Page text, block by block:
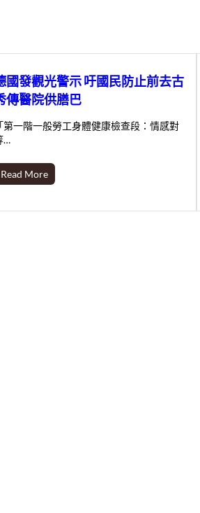
國發觀光警示 吁國民防止前去古
傳醫院供膳巴
「第一階一般勞工身體健康檢查段：情感對
…
Read More